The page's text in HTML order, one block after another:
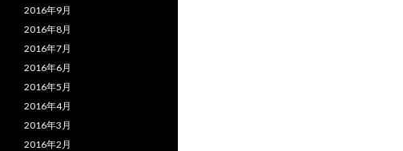
2016年9月
2016年8月
2016年7月
2016年6月
2016年5月
2016年4月
2016年3月
2016年2月